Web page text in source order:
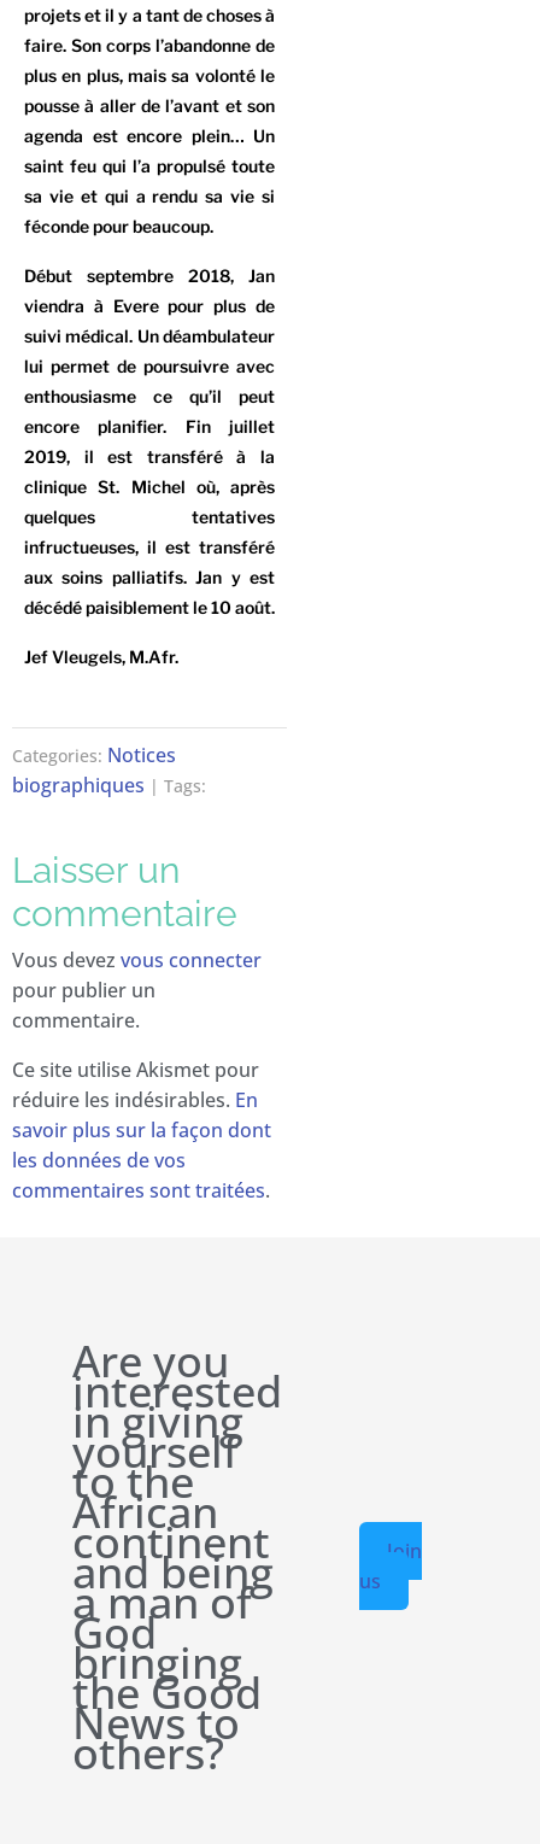
projets et il y a tant de choses à
faire. Son corps l’abandonne de
plus en plus, mais sa volonté le
pousse à aller de l’avant et son
agenda est encore plein… Un
saint feu qui l’a propulsé toute
sa vie et qui a rendu sa vie si
féconde pour beaucoup.
Début septembre 2018, Jan
viendra à Evere pour plus de
suivi médical. Un déambulateur
lui permet de poursuivre avec
enthousiasme ce qu’il peut
encore planifier. Fin juillet
2019, il est transféré à la
clinique St. Michel où, après
quelques tentatives
infructueuses, il est transféré
aux soins palliatifs. Jan y est
décédé paisiblement le 10 août.
Jef Vleugels, M.Afr.
Categories: Notices
biographiques | Tags:
Laisser un
commentaire
Vous devez vous connecter
pour publier un
commentaire.
Ce site utilise Akismet pour
réduire les indésirables. En
savoir plus sur la façon dont
les données de vos
commentaires sont traitées.
Are you
interested
in giving
yourself
to the
African
continent
and being
a man of
God
bringing
the Good
News to
others?
Join
us